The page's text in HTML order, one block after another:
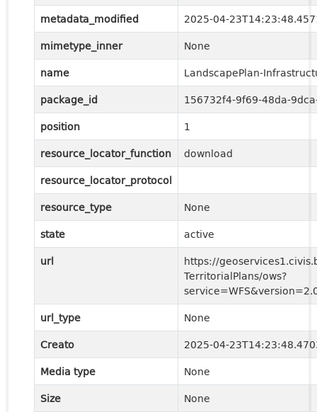
metadata_modified
2025-04-
mimetype_inner
None
name
LandscapePlan-
package_id
156732f4-9f69-48da-
position
1
resource_locator_function
download
resource_locator_protocol
resource_type
None
state
active
url
https://
TerritorialPlans/ows?
url_type
None
Creato
2025-04-
Media type
None
Size
None